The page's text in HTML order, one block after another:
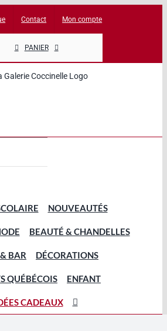
Contact Mon compte
PANIER
NOUVEAUTÉS
BEAUTÉ & CHANDELLES
BAR DÉCORATIONS
QUÉBÉCOIS ENFANT
CADEAUX